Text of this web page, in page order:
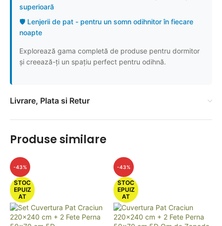
superioară
🛡️ Lenjerii de pat - pentru un somn odihnitor în fiecare
noapte
Explorează gama completă de produse pentru dormitor
și creează-ți un spațiu perfect pentru odihnă.
Livrare, Plata si Retur
Produse similare
-43%
STOC
EPUIZ
AT
-43%
STOC
EPUIZ
AT